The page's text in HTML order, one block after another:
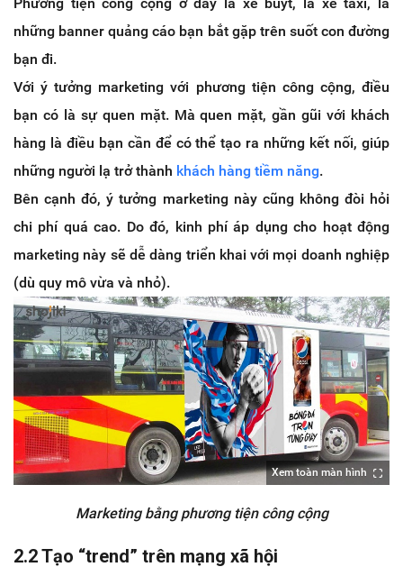
những banner quảng cáo bạn bắt gặp trên suốt con đường
bạn đi.
Với ý tưởng marketing với phương tiện công cộng, điều
bạn có là sự quen mặt. Mà quen mặt, gần gũi với khách
hàng là điều bạn cần để có thể tạo ra những kết nối, giúp
những người lạ trở thành khách hàng tiềm năng.
Bên cạnh đó, ý tưởng marketing này cũng không đòi hỏi
chi phí quá cao. Do đó, kinh phí áp dụng cho hoạt động
marketing này sẽ dễ dàng triển khai với mọi doanh nghiệp
(dù quy mô vừa và nhỏ).
Xem toàn màn hình
Marketing bằng phương tiện công cộng
2.2Tạo “trend” trên mạng xã hội